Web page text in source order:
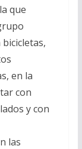
que
en la
con
y con
las